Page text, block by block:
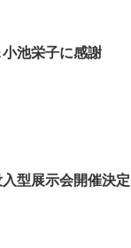
池栄子に感謝
型展示会開催決定